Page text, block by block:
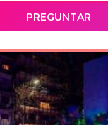
PREGUNTAR